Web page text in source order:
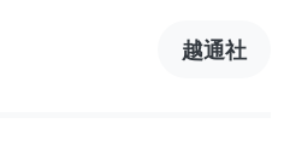
越通社